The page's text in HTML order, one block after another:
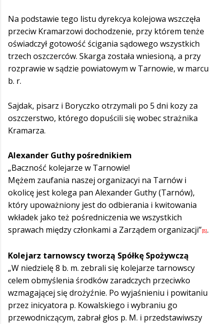
Na podstawie tego listu dyrekcya kolejowa wszczęła
przeciw Kramarzowi dochodzenie, przy którem tenże
oświadczył gotowość ścigania sądowego wszystkich
trzech oszczerców. Skarga została wniesioną, a przy
rozprawie w sądzie powiatowym w Tarnowie, w marcu
b. r.
Sajdak, pisarz i Boryczko otrzymali po 5 dni kozy za
oszczerstwo, którego dopuścili się wobec strażnika
Kramarza.
Alexander Guthy pośrednikiem
„Baczność kolejarze w Tarnowie!
Mężem zaufania naszej organizacyi na Tarnów i
okolicę jest kolega pan Alexander Guthy (Tarnów),
który upoważniony jest do odbierania i kwitowania
wkładek jako też pośredniczenia we wszystkich
sprawach między członkami a Zarządem organizacji”[8].
Kolejarz tarnowscy tworzą Spółkę Spożywczą
„W niedzielę 8 b. m. zebrali się kolejarze tarnowscy
celem obmyślenia środków zaradczych przeciwko
wzmagającej się drożyźnie. Po wyjaśnieniu i powitaniu
przez inicyatora p. Kowalskiego i wybraniu go
przewodniczącym, zabrał głos p. M. i przedstawiwszy